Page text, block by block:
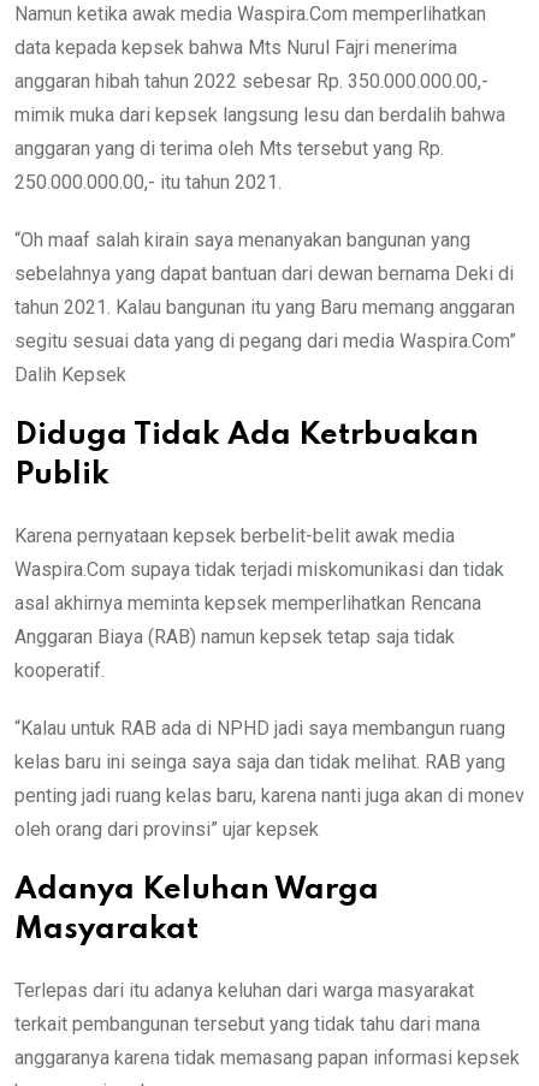
Namun ketika awak media Waspira.Com memperlihatkan
data kepada kepsek bahwa Mts Nurul Fajri menerima
anggaran hibah tahun 2022 sebesar Rp. 350.000.000.00,-
mimik muka dari kepsek langsung lesu dan berdalih bahwa
anggaran yang di terima oleh Mts tersebut yang Rp.
250.000.000.00,- itu tahun 2021.
“Oh maaf salah kirain saya menanyakan bangunan yang
sebelahnya yang dapat bantuan dari dewan bernama Deki di
tahun 2021. Kalau bangunan itu yang Baru memang anggaran
segitu sesuai data yang di pegang dari media Waspira.Com”
Dalih Kepsek
Diduga Tidak Ada Ketrbuakan
Publik
Karena pernyataan kepsek berbelit-belit awak media
Waspira.Com supaya tidak terjadi miskomunikasi dan tidak
asal akhirnya meminta kepsek memperlihatkan Rencana
Anggaran Biaya (RAB) namun kepsek tetap saja tidak
kooperatif.
“Kalau untuk RAB ada di NPHD jadi saya membangun ruang
kelas baru ini seinga saya saja dan tidak melihat. RAB yang
penting jadi ruang kelas baru, karena nanti juga akan di monev
oleh orang dari provinsi” ujar kepsek
Adanya Keluhan Warga
Masyarakat
Terlepas dari itu adanya keluhan dari warga masyarakat
terkait pembangunan tersebut yang tidak tahu dari mana
anggaranya karena tidak memasang papan informasi kepsek